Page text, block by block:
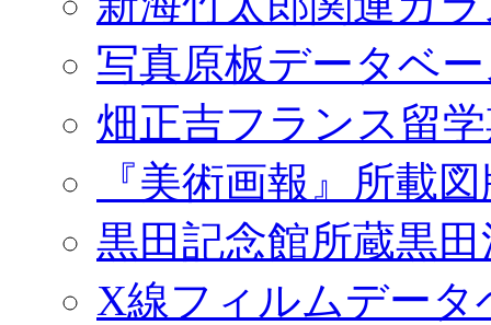
写真原板データベ
畑正吉フランス留
『美術画報』所載
黒田記念館所蔵黒
X線フィルムデータ